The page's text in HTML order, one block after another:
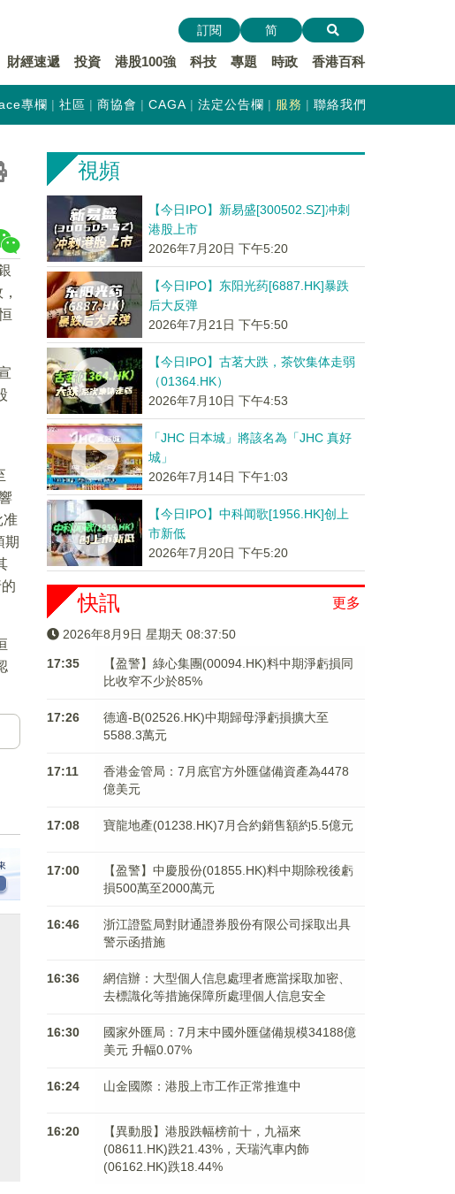
財經速遞 投資 港股100強 科技 專題 時政 香港百科
訂閱 简
專欄 社區 商協會 CAGA 法定公告欄 服務 聯絡我們
准
期
視頻
【今日IPO】新易盛[300502.SZ]冲刺
港股上市
2026年7月20日 下午5:20
【今日IPO】东阳光药[6887.HK]暴跌
后大反弹
2026年7月21日 下午5:50
【今日IPO】古茗大跌，茶饮集体走弱
（01364.HK）
2026年7月10日 下午4:53
「JHC 日本城」將該名為「JHC 真好
城」
2026年7月14日 下午1:03
【今日IPO】中科闻歌[1956.HK]创上
市新低
2026年7月20日 下午5:20
更多
快訊
2026年8月9日 星期天 08:37:51
17:35
【盈警】綠心集團(00094.HK)料中期淨虧損同
比收窄不少於85%
17:26
德適-B(02526.HK)中期歸母淨虧損擴大至
5588.3萬元
17:11
香港金管局：7月底官方外匯儲備資產為4478
億美元
17:08 寶龍地產(01238.HK)7月合約銷售額約5.5億元
17:00
【盈警】中慶股份(01855.HK)料中期除稅後虧
損500萬至2000萬元
16:46
浙江證監局對財通證券股份有限公司採取出具
警示函措施
16:36
網信辦：大型個人信息處理者應當採取加密、
去標識化等措施保障所處理個人信息安全
16:30
國家外匯局：7月末中國外匯儲備規模34188億
美元 升幅0.07%
16:24 山金國際：港股上市工作正常推進中
16:20
【異動股】港股跌幅榜前十，九福來
(08611.HK)跌21.43%，天瑞汽車内飾
(06162.HK)跌18.44%